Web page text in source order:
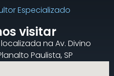
Especializado
visitar
na Av. Divino
Paulista, SP